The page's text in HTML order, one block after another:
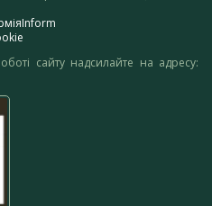
сайту надсилайте на адресу: